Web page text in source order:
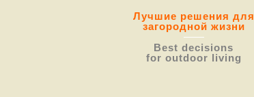
Лучшие решения для
загородной жизни
Best decisions
for outdoor living